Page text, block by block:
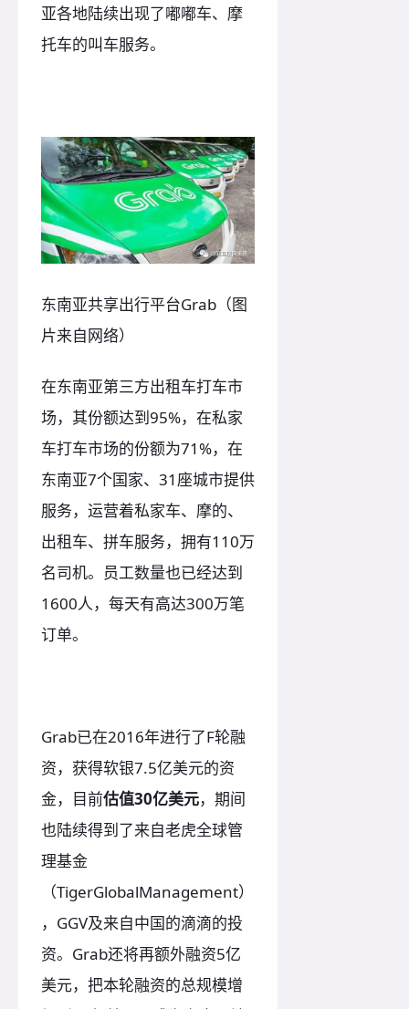
亚各地陆续出现了嘟嘟车、摩
托车的叫车服务。
东南亚共享出行平台Grab（图
片来自网络）
在东南亚第三方出租车打车市
场，其份额达到95%，在私家
车打车市场的份额为71%，在
东南亚7个国家、31座城市提供
服务，运营着私家车、摩的、
出租车、拼车服务，拥有110万
名司机。员工数量也已经达到
1600人，每天有高达300万笔
订单。
Grab已在2016年进行了F轮融
资，获得软银7.5亿美元的资
金，目前估值30亿美元，期间
也陆续得到了来自老虎全球管
理基金
（TigerGlobalManagement）
，GGV及来自中国的滴滴的投
资。Grab还将再额外融资5亿
美元，把本轮融资的总规模增